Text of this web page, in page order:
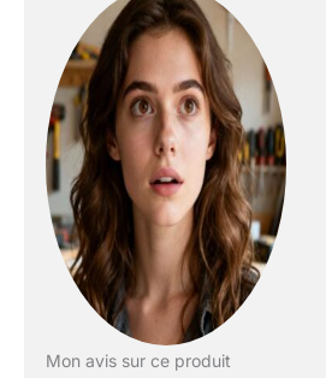
suffit
ou de
d'un
【
solaire :
à deux
des
La
Mon avis sur ce produit